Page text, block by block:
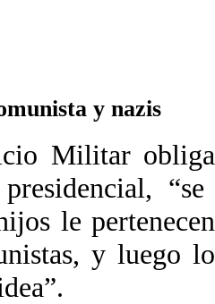
y nazis
Militar
presidencial,
le
y luego